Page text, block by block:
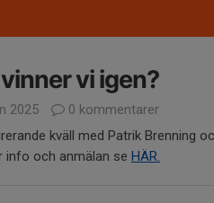
vi igen?
2025
0 kommentarer
kväll med Patrik Brenning
info och anmälan se HÄR.